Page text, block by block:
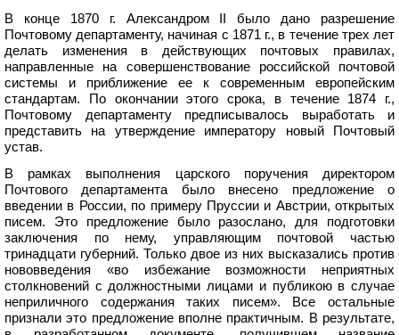
В конце 1870 г. Александром II было дано разрешение
Почтовому департаменту, начиная с 1871 г., в течение трех лет
делать изменения в действующих почтовых правилах,
направленные на совершенствование российской почтовой
системы и приближение ее к современным европейским
стандартам. По окончании этого срока, в течение 1874 г.,
Почтовому департаменту предписывалось выработать и
представить на утверждение императору новый Почтовый
устав.
В рамках выполнения царского поручения директором
Почтового департамента было внесено предложение о
введении в России, по примеру Пруссии и Австрии, открытых
писем. Это предложение было разослано, для подготовки
заключения по нему, управляющим почтовой частью
тринадцати губерний. Только двое из них высказались против
нововведения «во избежание возможности неприятных
столкновений с должностными лицами и публикою в случае
неприличного содержания таких писем». Все остальные
признали это предложение вполне практичным. В результате,